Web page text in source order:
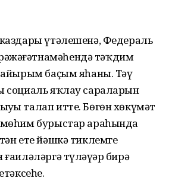
үтәлешенә, Федераль
тәҡдим
айырым баҫым яһаны. Тәү
социаль яҡлау сараларын
талап итте. Бөгөн хөкүмәт
бурыстар араһында
ете йәшкә тиклемге
түләүҙәр бирә